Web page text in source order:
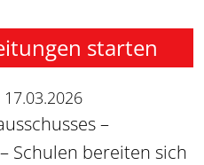
starten
17.03.2026
–
Schulen bereiten sich